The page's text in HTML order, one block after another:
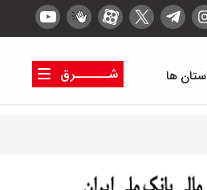
ها
شــــــرق